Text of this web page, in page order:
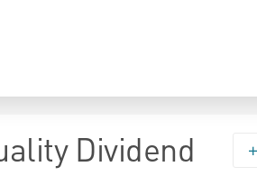
Dividend